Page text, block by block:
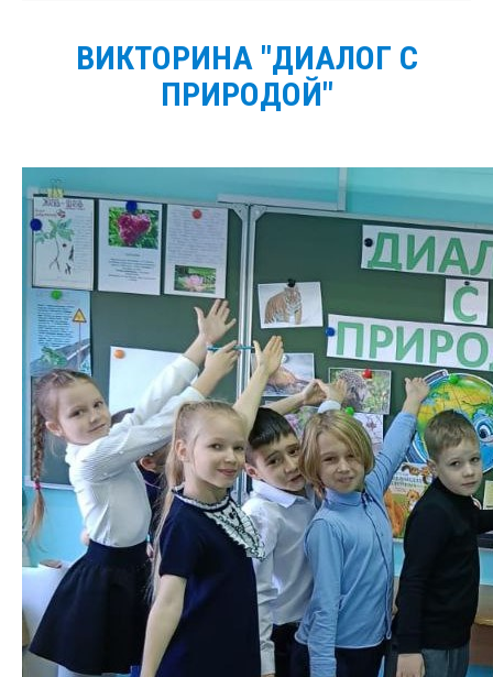
ВИКТОРИНА "ДИАЛОГ С
ПРИРОДОЙ"